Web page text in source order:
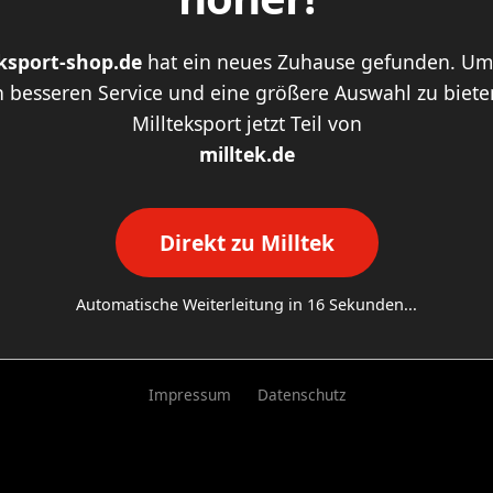
shop.de hat ein neues Zuhause gefunden.
besseren Service und eine größere Auswahl zu
Millteksport jetzt Teil von
milltek.de
Direkt zu Milltek
Automatische Weiterleitung in 16 Sekunden...
Impressum Datenschutz